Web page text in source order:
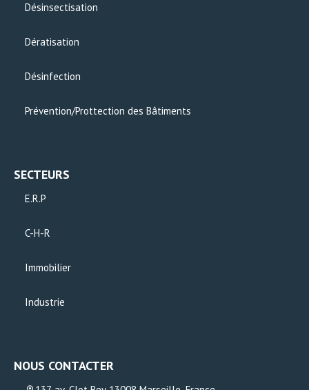
Désinsectisation
Dératisation
Désinfection
Prévention/Prottection des Bâtiments
SECTEURS
E.R.P
C-H-R
Immobilier
Industrie
NOUS CONTACTER